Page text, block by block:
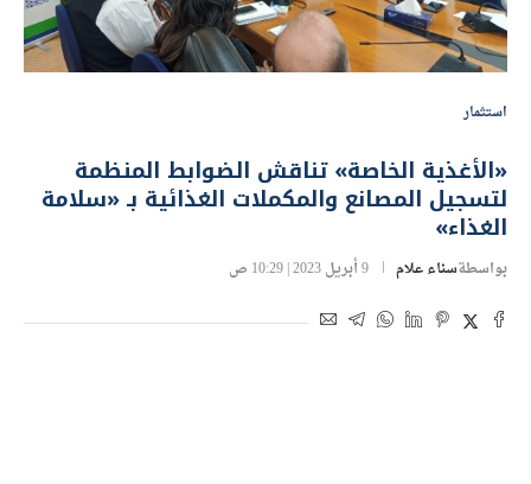
استثمار
«الأغذية الخاصة» تناقش الضوابط المنظمة
لتسجيل المصانع والمكملات الغذائية بـ «سلامة
الغذاء»
بواسطةسناء علام 9 أبريل 2023 | 10:29 ص